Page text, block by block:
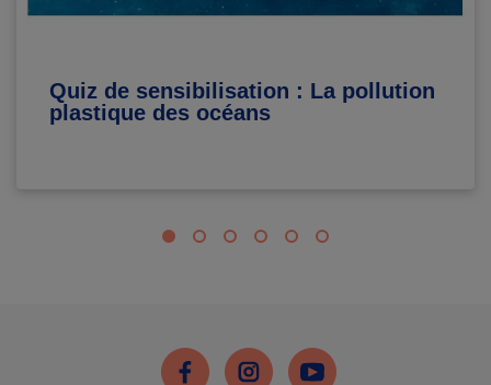
Quiz de sensibilisation : La pollution
plastique des océans
FacebookInstagramYoutube